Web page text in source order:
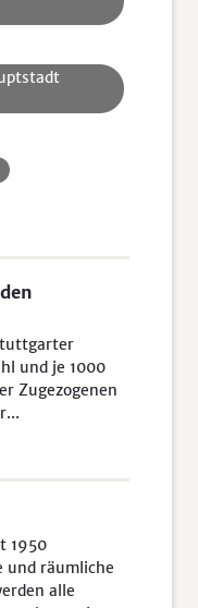
und je 1000
Zugezogenen
1950
und räumliche
alle